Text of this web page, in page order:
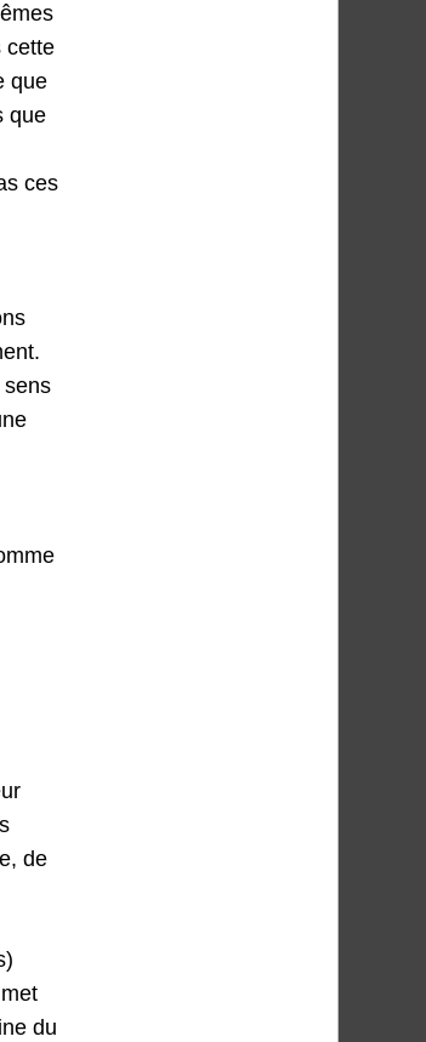
cette
que
que
ces
sens
de
du